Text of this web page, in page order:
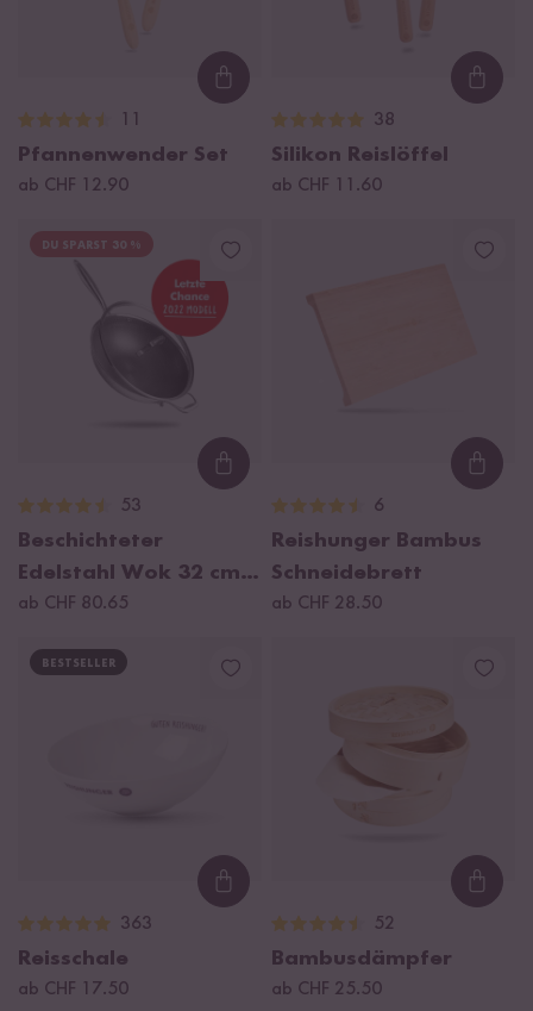
Loading...
Pfannenwender Set
ab CHF 12.90
38
Silikon Reislöffel
ab CHF 11.60
DU SPARST 30 %
Loading...
53
Beschichteter
Edelstahl Wok 32 cm,
2022 Modell
ab CHF 80.65
6
Reishunger Bambus
Schneidebrett
ab CHF 28.50
BESTSELLER
Loading...
363
Reisschale
ab CHF 17.50
52
Bambusdämpfer
ab CHF 25.50